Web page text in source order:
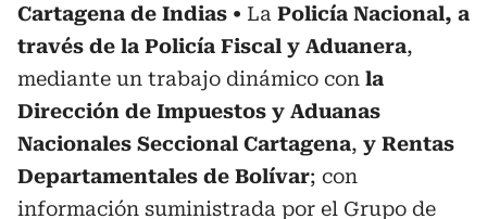
Cartagena de Indias La Policía Nacional, a
través de la Policía Fiscal y Aduanera,
mediante un trabajo dinámico con la
Dirección de Impuestos y Aduanas
Nacionales Seccional Cartagena, y Rentas
Departamentales de Bolívar; con
información suministrada por el Grupo de